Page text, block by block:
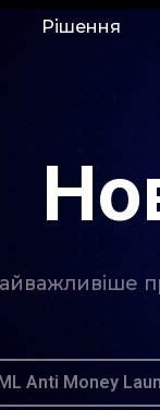
Рішення
Anti Money